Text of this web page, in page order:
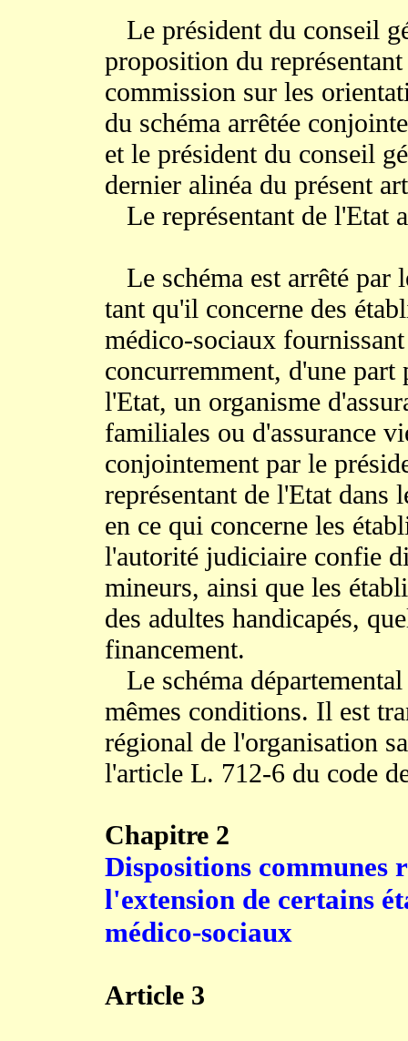
Le président du conseil
proposition du
commission sur les
du schéma arrêtée
et le président du conseil
dernier alinéa du présent
Le représentant de l'Etat
Le schéma est arrêté par
tant qu'il concerne des
médico-sociaux
concurremment, d'une part
l'Etat, un organisme
familiales ou d'assurance
conjointement par le
représentant de l'Etat dans
en ce qui concerne les
l'autorité judiciaire confie
mineurs, ainsi que les
des adultes handicapés,
financement.
Le schéma
mêmes conditions. Il est
régional de l'organisation
l'article L. 712-6 du code
Chapitre 2
Dispositions communes
l'extension de certains
médico-sociaux
Article 3